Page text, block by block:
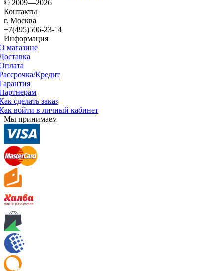
© 2009—2026
Контакты
г. Москва
+7(495)506-23-14
Информация
магазине
Кредит
сделать заказ
войти в личный кабинет
Мы принимаем